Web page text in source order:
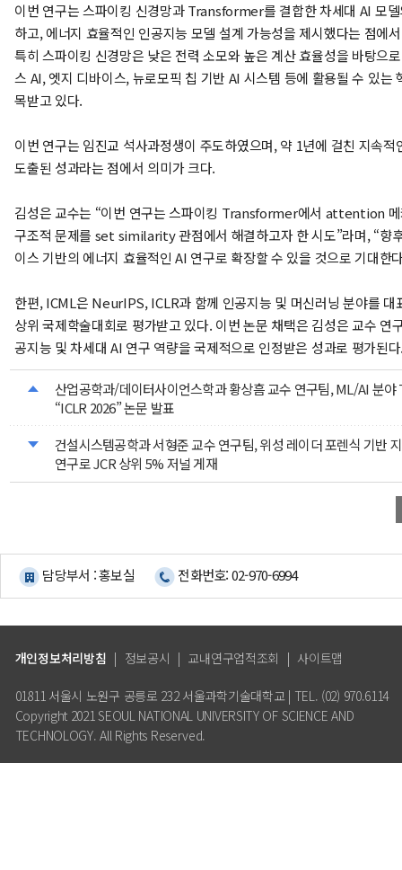
이번 연구는 스파이킹 신경망과 Transformer를 결합한 차세대 AI 모
하고, 에너지 효율적인 인공지능 모델 설계 가능성을 제시했다는 점에
특히 스파이킹 신경망은 낮은 전력 소모와 높은 계산 효율성을 바탕으
스 AI, 엣지 디바이스, 뉴로모픽 칩 기반 AI 시스템 등에 활용될 수 있는
목받고 있다.
이번 연구는 임진교 석사과정생이 주도하였으며, 약 1년에 걸친 지속적
도출된 성과라는 점에서 의미가 크다.
김성은 교수는 “이번 연구는 스파이킹 Transformer에서 attention
구조적 문제를 set similarity 관점에서 해결하고자 한 시도”라며, “향
이스 기반의 에너지 효율적인 AI 연구로 확장할 수 있을 것으로 기대한
한편, ICML은 NeurIPS, ICLR과 함께 인공지능 및 머신러닝 분야를 대
상위 국제학술대회로 평가받고 있다. 이번 논문 채택은 김성은 교수 연
공지능 및 차세대 AI 연구 역량을 국제적으로 인정받은 성과로 평가된
산업공학과/데이터사이언스학과 황상흠 교수 연구팀, ML/AI 분
“ICLR 2026” 논문 발표
건설시스템공학과 서형준 교수 연구팀, 위성 레이더 포렌식 기반
연구로 JCR 상위 5% 저널 게재
담당부서 : 홍보실 전화번호: 02-970-6994
개인정보처리방침 | 정보공시 | 교내연구업적조회 | 사이트맵
01811 서울시 노원구 공릉로 232 서울과학기술대학교 | TEL. (02) 970.6114
Copyright 2021 SEOUL NATIONAL UNIVERSITY OF SCIENCE AND
TECHNOLOGY. All Rights Reserved.